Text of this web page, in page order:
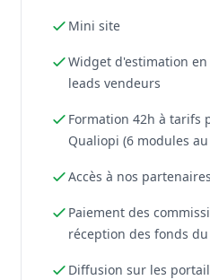
Mini site
Widget d'estimation
leads vendeurs
Formation 42h à tarifs
Qualiopi (6 modules
Accès à nos
Paiement des
réception des fonds
Diffusion sur les